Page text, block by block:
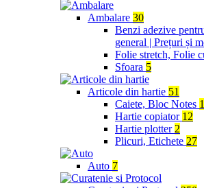
Ambalare 30
Benzi adezive
general | Prețuri și
Folie stretch, Folie
Sfoara 5
Articole din hartie 51
Caiete, Bloc Notes
Hartie copiator 12
Hartie plotter 2
Plicuri, Etichete 27
Auto 7